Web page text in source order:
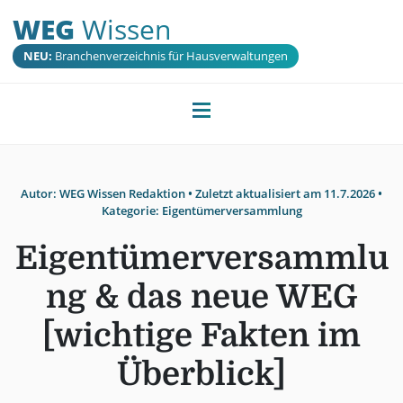
WEG Wissen
NEU: Branchenverzeichnis für Hausverwaltungen
Autor: WEG Wissen Redaktion• Zuletzt aktualisiert am 11.7.2026•
Kategorie: Eigentümerversammlung
Eigentümerversammlu
ng & das neue WEG
[wichtige Fakten im
Überblick]